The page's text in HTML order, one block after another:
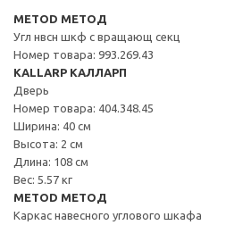
METOD МЕТОД
Угл нвсн шкф с вращающ секц
Номер товара: 993.269.43
KALLARP КАЛЛАРП
Дверь
Номер товара: 404.348.45
Ширина: 40 см
Высота: 2 см
Длина: 108 см
Вес: 5.57 кг
METOD МЕТОД
Каркас навесного углового шкафа